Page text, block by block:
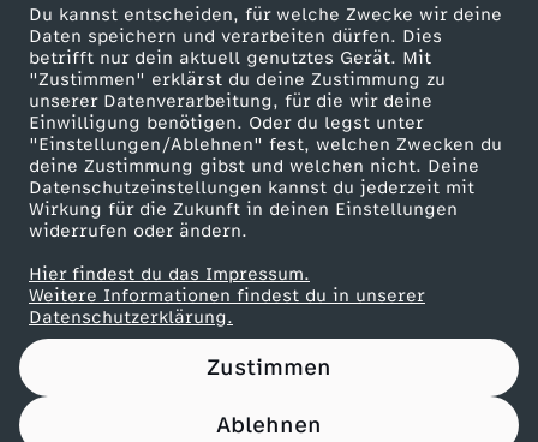
Du kannst entscheiden, für welche Zwecke wir deine
Daten speichern und verarbeiten dürfen. Dies
betrifft nur dein aktuell genutztes Gerät. Mit
"Zustimmen" erklärst du deine Zustimmung zu
unserer Datenverarbeitung, für die wir deine
Einwilligung benötigen. Oder du legst unter
"Einstellungen/Ablehnen" fest, welchen Zwecken du
deine Zustimmung gibst und welchen nicht. Deine
Datenschutzeinstellungen kannst du jederzeit mit
Wirkung für die Zukunft in deinen Einstellungen
widerrufen oder ändern.
Hier findest du das Impressum.
Weitere Informationen findest du in unserer
Datenschutzerklärung.
Zustimmen
Ablehnen
e
r
2
0
2
5
ZDF goes Schule
Werbefernsehen
Mainzelmännchen
Partner